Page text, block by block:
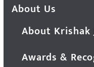
About Us
About Krishak
Awards &